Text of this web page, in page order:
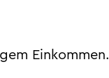
Einkommen.